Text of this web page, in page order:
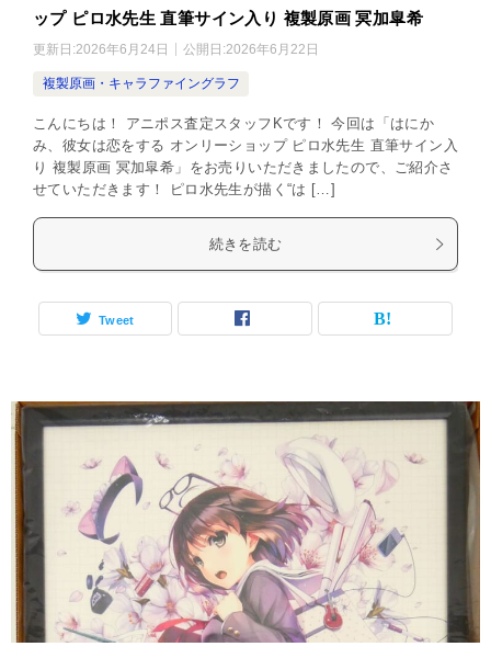
ップ ピロ水先生 直筆サイン入り 複製原画 冥加皐希
更新日:2026年6月24日 公開日:2026年6月22日
複製原画・キャラファイングラフ
こんにちは！ アニポス査定スタッフKです！ 今回は「はにか
み、彼女は恋をする オンリーショップ ピロ水先生 直筆サイン入
り 複製原画 冥加皐希」をお売りいただきましたので、ご紹介さ
せていただきます！ ピロ水先生が描く“は […]
続きを読む
Tweet